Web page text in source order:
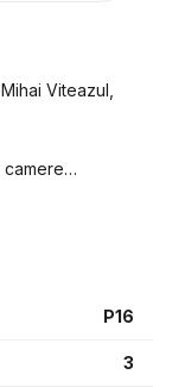
Viteazul,
cu acoperiș,
P16
3